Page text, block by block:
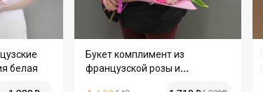
белая
Букет комплимент из
французской розы и